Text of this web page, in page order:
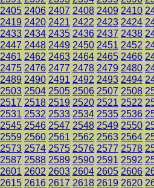
2405 2406 2407 2408 2409 2410
2419 2420 2421 2422 2423 2424
2433 2434 2435 2436 2437 2438
2447 2448 2449 2450 2451 2452
2461 2462 2463 2464 2465 2466
2475 2476 2477 2478 2479 2480
2489 2490 2491 2492 2493 2494
2503 2504 2505 2506 2507 2508
2517 2518 2519 2520 2521 2522
2531 2532 2533 2534 2535 2536
2545 2546 2547 2548 2549 2550
2559 2560 2561 2562 2563 2564
2573 2574 2575 2576 2577 2578
2587 2588 2589 2590 2591 2592
2601 2602 2603 2604 2605 2606
2615 2616 2617 2618 2619 2620